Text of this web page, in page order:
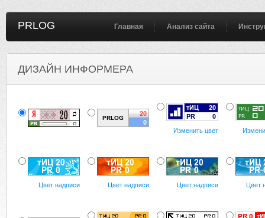
PRLOG Главная Анализ сайта
ДИЗАЙН ИНФОРМЕРА
Изменить цвет
Цвет надписи Цвет надписи Цвет надписи Цвет